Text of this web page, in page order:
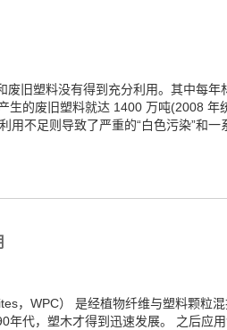
废旧塑料没有得到充分利用。其中每
生的废旧塑料就达 1400 万吨(2008
用不足则导致了严重的“白色污染”和
，WPC） 是经植物纤维与塑料颗粒
年代，塑木才得到迅速发展。 之后应